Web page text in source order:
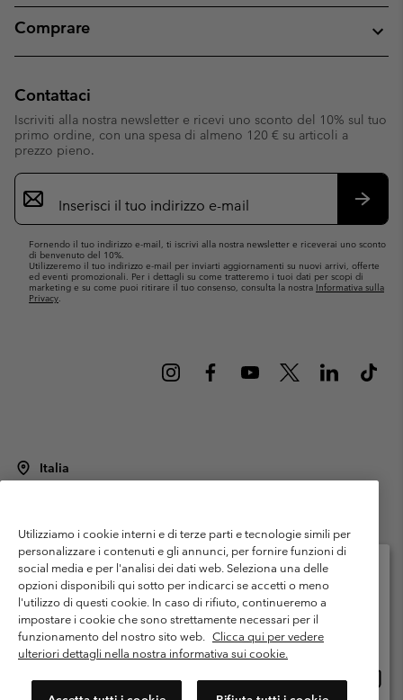
Comprare
Contattaci
Iscriviti alla nostra newsletter e ricevi uno sconto del 10% sul tuo
primo ordine, con una spesa di almeno 120 € su articoli a
prezzo pieno.
Iscrizione
e-
mail
Fornendo il tuo indirizzo e-mail, ti iscrivi alla nostra newsletter e riceverai uno sconto
di benvenuto del 10%.
Utilizzeremo il tuo indirizzo e-mail per inviarti aggiornamenti su nuovi arrivi, offerte
ed eventi promozionali. Per i dettagli su come tratteremo i tuoi dati per scopi di
marketing e su come puoi ritirare il tuo consenso, consulta la nostra Informativa sulla
Privacy.
Italia
Termini di utilizzo
Condizioni Generali di Venditaa
Garanzia
Politica sulla privacy
Termini e condizioni del programma di membership
Condizioni di utilizzo dei contenuti generati dagli utenti
Impressum
Cookies
Public CBCR
Servizio clienti: Lun. - ven. 9:00 - 13:00 & 14:00- 18:00
Utilizziamo i cookie interni e di terze parti e tecnologie simili per
personalizzare i contenuti e gli annunci, per fornire funzioni di
social media e per l'analisi dei dati web. Seleziona una delle
opzioni disponibili qui sotto per indicarci se accetti o meno
l'utilizzo di questi cookie. In caso di rifiuto, continueremo a
impostare i cookie che sono strettamente necessari per il
funzionamento del nostro sito web. Clicca qui per vedere
ulteriori dettagli nella nostra informativa sui cookie.
Seleziona il paese di spedizione e la lingua
Shopping online disponibile
online